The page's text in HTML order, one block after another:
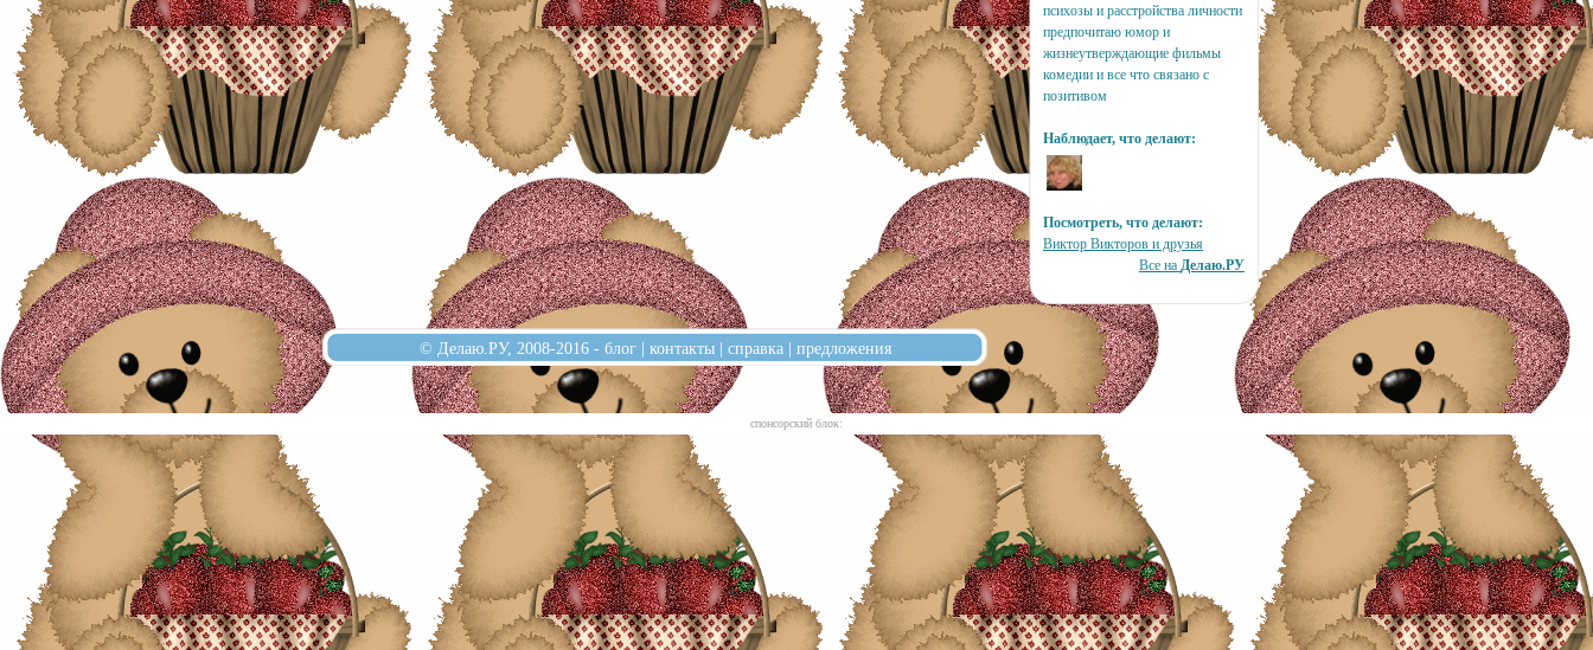
психозы и расстройства личности
предпочитаю юмор и
жизнеутверждающие фильмы
комедии и все что связано с
позитивом
Наблюдает, что делают:
Посмотреть, что делают:
Виктор Викторов и друзья
Все на Делаю.РУ
© Делаю.РУ, 2008-2016 - блог | контакты | справка | предложения
cпонсорский блок: